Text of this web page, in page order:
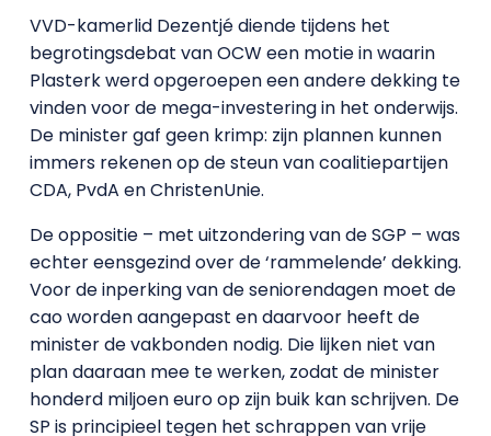
VVD-kamerlid Dezentjé diende tijdens het
begrotingsdebat van OCW een motie in waarin
Plasterk werd opgeroepen een andere dekking te
vinden voor de mega-investering in het onderwijs.
De minister gaf geen krimp: zijn plannen kunnen
immers rekenen op de steun van coalitiepartijen
CDA, PvdA en ChristenUnie.
De oppositie – met uitzondering van de SGP – was
echter eensgezind over de ‘rammelende’ dekking.
Voor de inperking van de seniorendagen moet de
cao worden aangepast en daarvoor heeft de
minister de vakbonden nodig. Die lijken niet van
plan daaraan mee te werken, zodat de minister
honderd miljoen euro op zijn buik kan schrijven. De
SP is principieel tegen het schrappen van vrije